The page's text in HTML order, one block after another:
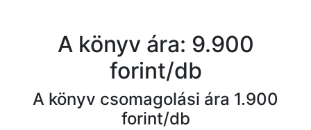
A könyv ára: 9.900
forint/db
A könyv csomagolási ára 1.900
forint/db